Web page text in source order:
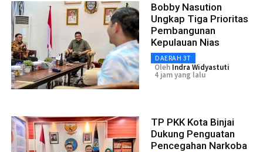
Bobby Nasution
Ungkap Tiga Prioritas
Pembangunan
Kepulauan Nias
DAERAH 3T
Oleh Indra Widyastuti
4 jam yang lalu
TP PKK Kota Binjai
Dukung Penguatan
Pencegahan Narkoba